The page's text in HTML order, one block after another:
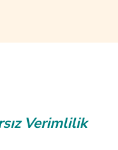
Verimlilik